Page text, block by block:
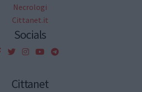
Necrologi
Cittanet.it
Socials
Cittanet